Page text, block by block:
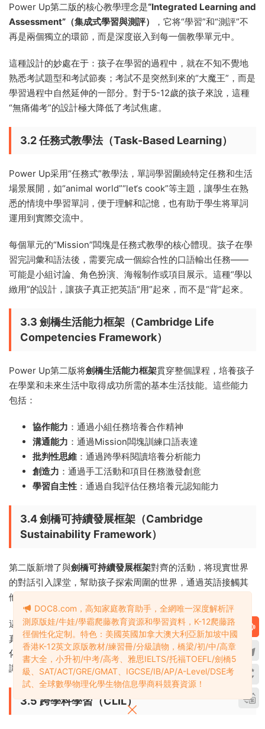
Power Up第二版的核心教學理念是“Integrated Learning and
Assessment”（集成式學習與測評）
，它将“學習”和“測評”不
再是兩個獨立的環節，而是深度嵌入到每一個教學單元中。
這種設計的妙處在于：孩子在學習的過程中，就在不知不覺地
熟悉考試題型和考試節奏；考試不是突然到來的“大魔王”，而是
學習過程中自然延伸的一部分。對于5-12歲的孩子來說，這種
“無痛備考”的設計極大降低了考試焦慮。
3.2 任務式教學法（Task-Based Learning）
Power Up采用“任務式”教學法，單詞學習圍繞特定任務和生活
場景展開，如“animal world”“let‘s cook”等主題，讓學生在熟
悉的情境中學習單詞，便于理解和記憶，也有助于學生将單詞
運用到實際交流中。
每個單元的“Mission”闆塊是任務式教學的核心體現。孩子在學
習完詞彙和語法後，需要完成一個綜合性的口語輸出任務——
可能是小組讨論、角色扮演、海報制作或項目展示。這種“學以
緻用”的設計，讓孩子真正把英語“用”起來，而不是“背”起來。
3.3 劍橋生活能力框架（Cambridge Life
Competencies Framework）
Power Up第二版将劍橋生活能力框架貫穿整個課程，培養孩子
在學業和未來生活中取得成功所需的基本生活技能。這些能力
包括：
協作能力 ：通過小組任務培養合作精神
溝通能力 ：通過Mission闆塊訓練口語表達
批判性思維 ：通過跨學科閱讀培養分析能力
創造力 ：通過手工活動和項目任務激發創意
學習自主性 ：通過自我評估任務培養元認知能力
3.4 劍橋可持續發展框架（Cambridge
Sustainability Framework）
第二版新增了與劍橋可持續發展框架對齊的活動，将現實世界
的對話引入課堂，幫助孩子探索周圍的世界，通過英語接觸其
他學科的知識。
這意味着Power Up的課堂不再是“真空”的語言教室，而是連接
真實世界的橋梁。孩子在學習英語的同時，也在思考氣候變
化、環境保護、生物多樣性等全球性議題，培養全球公民意
識。
3.5 跨學科學習（CLIL）
DOC8.com，高知家庭教育助手，全網唯一深度解析評
測原版娃/牛娃/學霸爬藤教育資源和學習資料，K-12爬藤路
徑個性化定制。特色：美國英國加拿大澳大利亞新加坡中國
香港K-12英文原版教材/練習冊/分級讀物，橋梁/初/中/高章
書大全，小升初/中考/高考、雅思IELTS/托福TOEFL/劍橋5
級、SAT/ACT/GRE/GMAT、IGCSE/IB/AP/A-Level/DSE考
試、全球數學物理化學生物信息學商科競賽資源！